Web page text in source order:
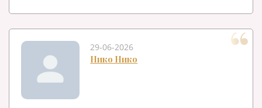
29-06-2026
Нико Нико